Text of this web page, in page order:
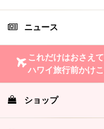
ニュース
これだけはおさえ
ハワイ旅行前かけ
ショップ